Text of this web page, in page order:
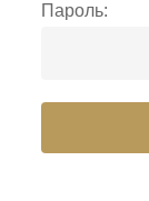
Пароль: